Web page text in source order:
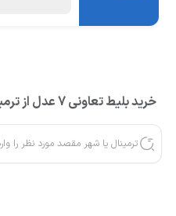
خرید بلیط تعاونی 7 عدل از ترمینال آدینه کرمان